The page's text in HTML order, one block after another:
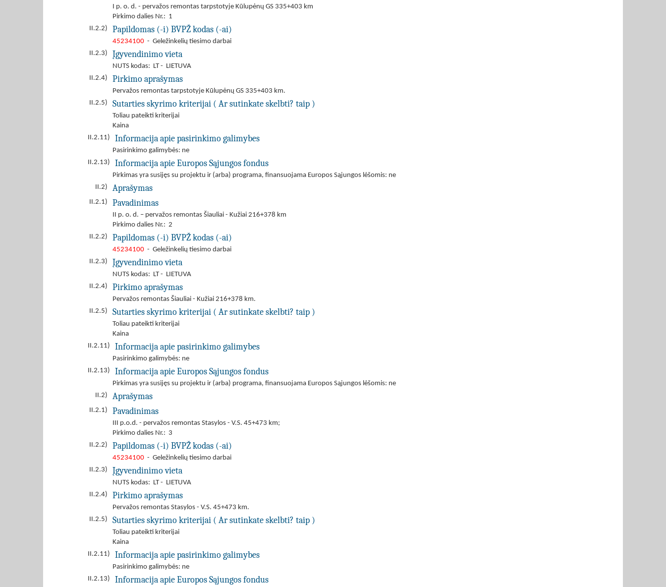
I p. o. d. - pervažos remontas tarpstotyje Kūlupėnų GS 335+403 km
Pirkimo dalies Nr.: 1
II.2.2)
Papildomas (-i) BVPŽ kodas (-ai)
45234100 - Geležinkelių tiesimo darbai
II.2.3)
Įgyvendinimo vieta
NUTS kodas: LT - LIETUVA
II.2.4)
Pirkimo aprašymas
Pervažos remontas tarpstotyje Kūlupėnų GS 335+403 km.
II.2.5)
Sutarties skyrimo kriterijai ( Ar sutinkate skelbti? taip )
Toliau pateikti kriterijai
Kaina
II.2.11)
Informacija apie pasirinkimo galimybes
Pasirinkimo galimybės: ne
II.2.13)
Informacija apie Europos Sąjungos fondus
Pirkimas yra susijęs su projektu ir (arba) programa, finansuojama Europos Sąjungos lėšomis: ne
II.2)
Aprašymas
II.2.1) Pavadinimas
II p. o. d. – pervažos remontas Šiauliai - Kužiai 216+378 km
Pirkimo dalies Nr.: 2
II.2.2)
Papildomas (-i) BVPŽ kodas (-ai)
45234100 - Geležinkelių tiesimo darbai
II.2.3)
Įgyvendinimo vieta
NUTS kodas: LT - LIETUVA
II.2.4)
Pirkimo aprašymas
Pervažos remontas Šiauliai - Kužiai 216+378 km.
II.2.5)
Sutarties skyrimo kriterijai ( Ar sutinkate skelbti? taip )
Toliau pateikti kriterijai
Kaina
II.2.11)
Informacija apie pasirinkimo galimybes
Pasirinkimo galimybės: ne
II.2.13)
Informacija apie Europos Sąjungos fondus
Pirkimas yra susijęs su projektu ir (arba) programa, finansuojama Europos Sąjungos lėšomis: ne
II.2)
Aprašymas
II.2.1) Pavadinimas
III p.o.d. - pervažos remontas Stasylos - V.S. 45+473 km;
Pirkimo dalies Nr.: 3
II.2.2)
Papildomas (-i) BVPŽ kodas (-ai)
45234100 - Geležinkelių tiesimo darbai
II.2.3)
Įgyvendinimo vieta
NUTS kodas: LT - LIETUVA
II.2.4)
Pirkimo aprašymas
Pervažos remontas Stasylos - V.S. 45+473 km.
II.2.5)
Sutarties skyrimo kriterijai ( Ar sutinkate skelbti? taip )
Toliau pateikti kriterijai
Kaina
II.2.11)
Informacija apie pasirinkimo galimybes
Pasirinkimo galimybės: ne
II.2.13)
Informacija apie Europos Sąjungos fondus